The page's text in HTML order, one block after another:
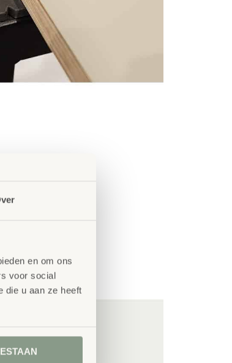
en om ons
voor social
die u aan ze heeft